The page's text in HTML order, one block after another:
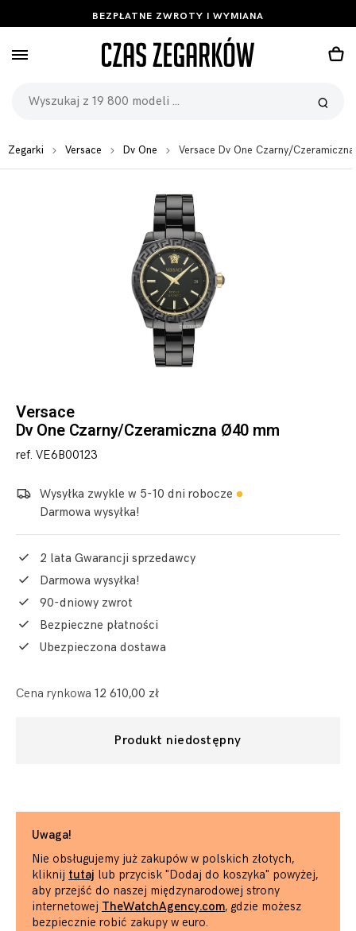
BEZPŁATNE ZWROTY I WYMIANA
Zegarki Versace Dv One Versace Dv One Czarny/
Versace
Dv One Czarny/Czeramiczna Ø40 mm
ref. VE6B00123
Wysyłka zwykle w 5-10 dni robocze
Darmowa wysyłka!
2 lata Gwarancji sprzedawcy
Darmowa wysyłka!
90-dniowy zwrot
Bezpieczne płatności
Ubezpieczona dostawa
Cena rynkowa 12 610,00 zł
Produkt niedostępny
Uwaga!
Nie obsługujemy już zakupów w polskich złotych,
kliknij tutaj lub przycisk "Dodaj do koszyka" powyżej,
aby przejść do naszej międzynarodowej strony
internetowej TheWatchAgency.com, gdzie możesz
bezpiecznie robić zakupy w euro.